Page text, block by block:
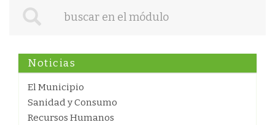
Noticias
El Municipio
Sanidad y Consumo
Recursos Humanos